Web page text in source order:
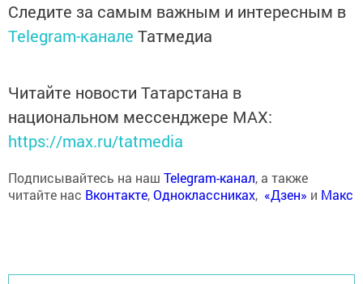
Следите за самым важным и интересным в
Telegram-канале Татмедиа
Читайте новости Татарстана в
национальном мессенджере MАХ:
https://max.ru/tatmedia
Подписывайтесь на наш Telegram-канал, а также
читайте нас Вконтакте,Одноклассниках, «Дзен» и Макс